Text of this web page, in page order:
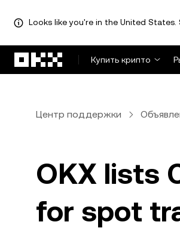
Looks like you're in the United
Купить крипто
Центр поддержки
OKX lists
for spot